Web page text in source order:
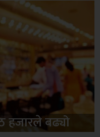
बढ्यो